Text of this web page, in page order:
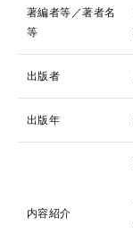
著編者等／著者名
等
出版者
出版年
内容紹介